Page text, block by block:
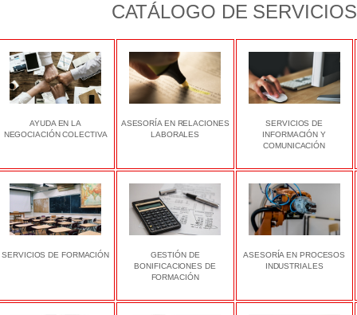
CATÁLOGO DE SERVICIOS
AYUDA EN LA
NEGOCIACIÓN COLECTIVA
ASESORÍA EN RELACIONES
LABORALES
SERVICIOS DE
INFORMACIÓN Y
COMUNICACIÓN
SERVICIOS DE FORMACIÓN
GESTIÓN DE
BONIFICACIONES DE
FORMACIÓN
ASESORÍA EN PROCESOS
INDUSTRIALES